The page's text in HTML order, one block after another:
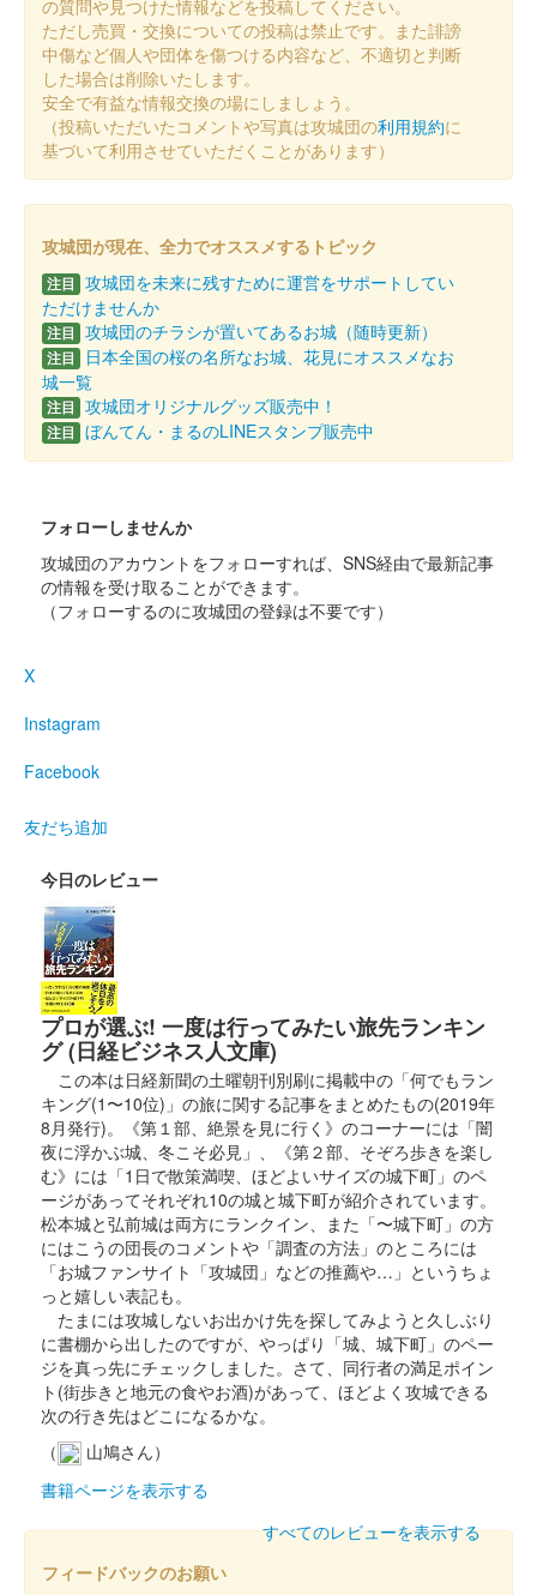
販売終了
沼田城址 御城印 十三夜
販売終了
沼田城跡 御城印 七五三
販売終了
沼田城跡 御城印 旧暦（霜月） 2025年版
販売終了
沼田城址 御城印
販売終了
沼田城址 御城印
販売終了
沼田城跡 御城印
販売終了
沼田城 御城印 真田信之版
沼田城址 御城印 入梅
販売終了
沼田城跡 御城印 夏至
販売終了
沼田城跡 御城印 旧暦（水無月） 2025年版
販売終了
沼田城跡 御城印 昭和百年 六月版
販売終了
の質問や見つけた情報などを投稿してください。
ただし売買・交換についての投稿は禁止です。また誹謗
中傷など個人や団体を傷つける内容など、不適切と判断
した場合は削除いたします。
安全で有益な情報交換の場にしましょう。
（投稿いただいたコメントや写真は攻城団の利用規約に
基づいて利用させていただくことがあります）
攻城団が現在、全力でオススメするトピック
注目 攻城団を未来に残すために運営をサポートしてい
ただけませんか
注目 攻城団のチラシが置いてあるお城（随時更新）
注目
日本全国の桜の名所なお城、花見にオススメなお
城一覧
注目 攻城団オリジナルグッズ販売中！
注目 ぼんてん・まるのLINEスタンプ販売中
フォローしませんか
攻城団のアカウントをフォローすれば、SNS経由で最新記事
の情報を受け取ることができます。
（フォローするのに攻城団の登録は不要です）
X
Instagram
Facebook
友だち追加
今日のレビュー
プロが選ぶ! 一度は行ってみたい旅先ランキン
グ (日経ビジネス人文庫)
この本は日経新聞の土曜朝刊別刷に掲載中の「何でもラン
キング(1〜10位)」の旅に関する記事をまとめたもの(2019年
8月発行)。《第１部、絶景を見に行く》のコーナーには「闇
夜に浮かぶ城、冬こそ必見」、《第２部、そぞろ歩きを楽し
む》には「1日で散策満喫、ほどよいサイズの城下町」のペ
ージがあってそれぞれ10の城と城下町が紹介されています。
松本城と弘前城は両方にランクイン、また「〜城下町」の方
にはこうの団長のコメントや「調査の方法」のところには
「お城ファンサイト「攻城団」などの推薦や…」というちょ
っと嬉しい表記も。
たまには攻城しないお出かけ先を探してみようと久しぶり
に書棚から出したのですが、やっぱり「城、城下町」のペー
ジを真っ先にチェックしました。さて、同行者の満足ポイン
ト(街歩きと地元の食やお酒)があって、ほどよく攻城できる
次の行き先はどこになるかな。
（
山鳩さん）
書籍ページを表示する
すべてのレビューを表示する
フィードバックのお願い